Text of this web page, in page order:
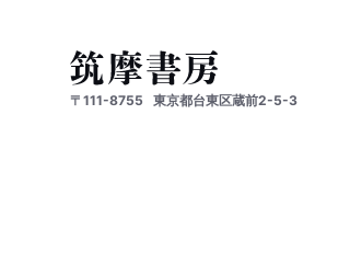
〒111-8755 東京都台東区蔵前2-5-3